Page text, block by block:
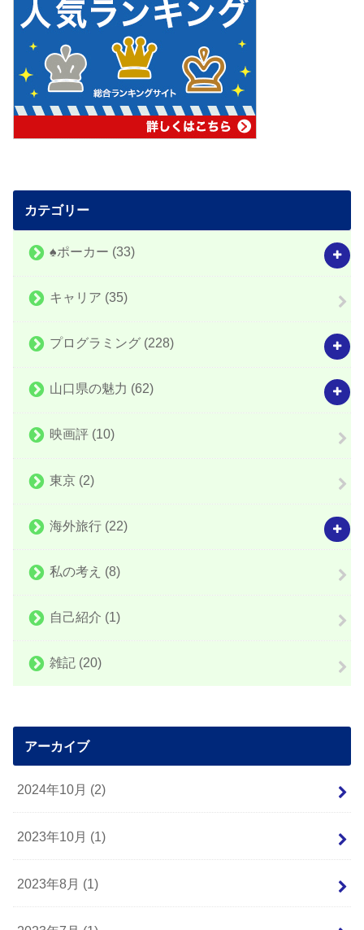
カテゴリー
♠️ポーカー (33)
キャリア (35)
プログラミング (228)
山口県の魅力 (62)
映画評 (10)
東京 (2)
海外旅行 (22)
私の考え (8)
自己紹介 (1)
雑記 (20)
アーカイブ
2024年10月 (2)
2023年10月 (1)
2023年8月 (1)